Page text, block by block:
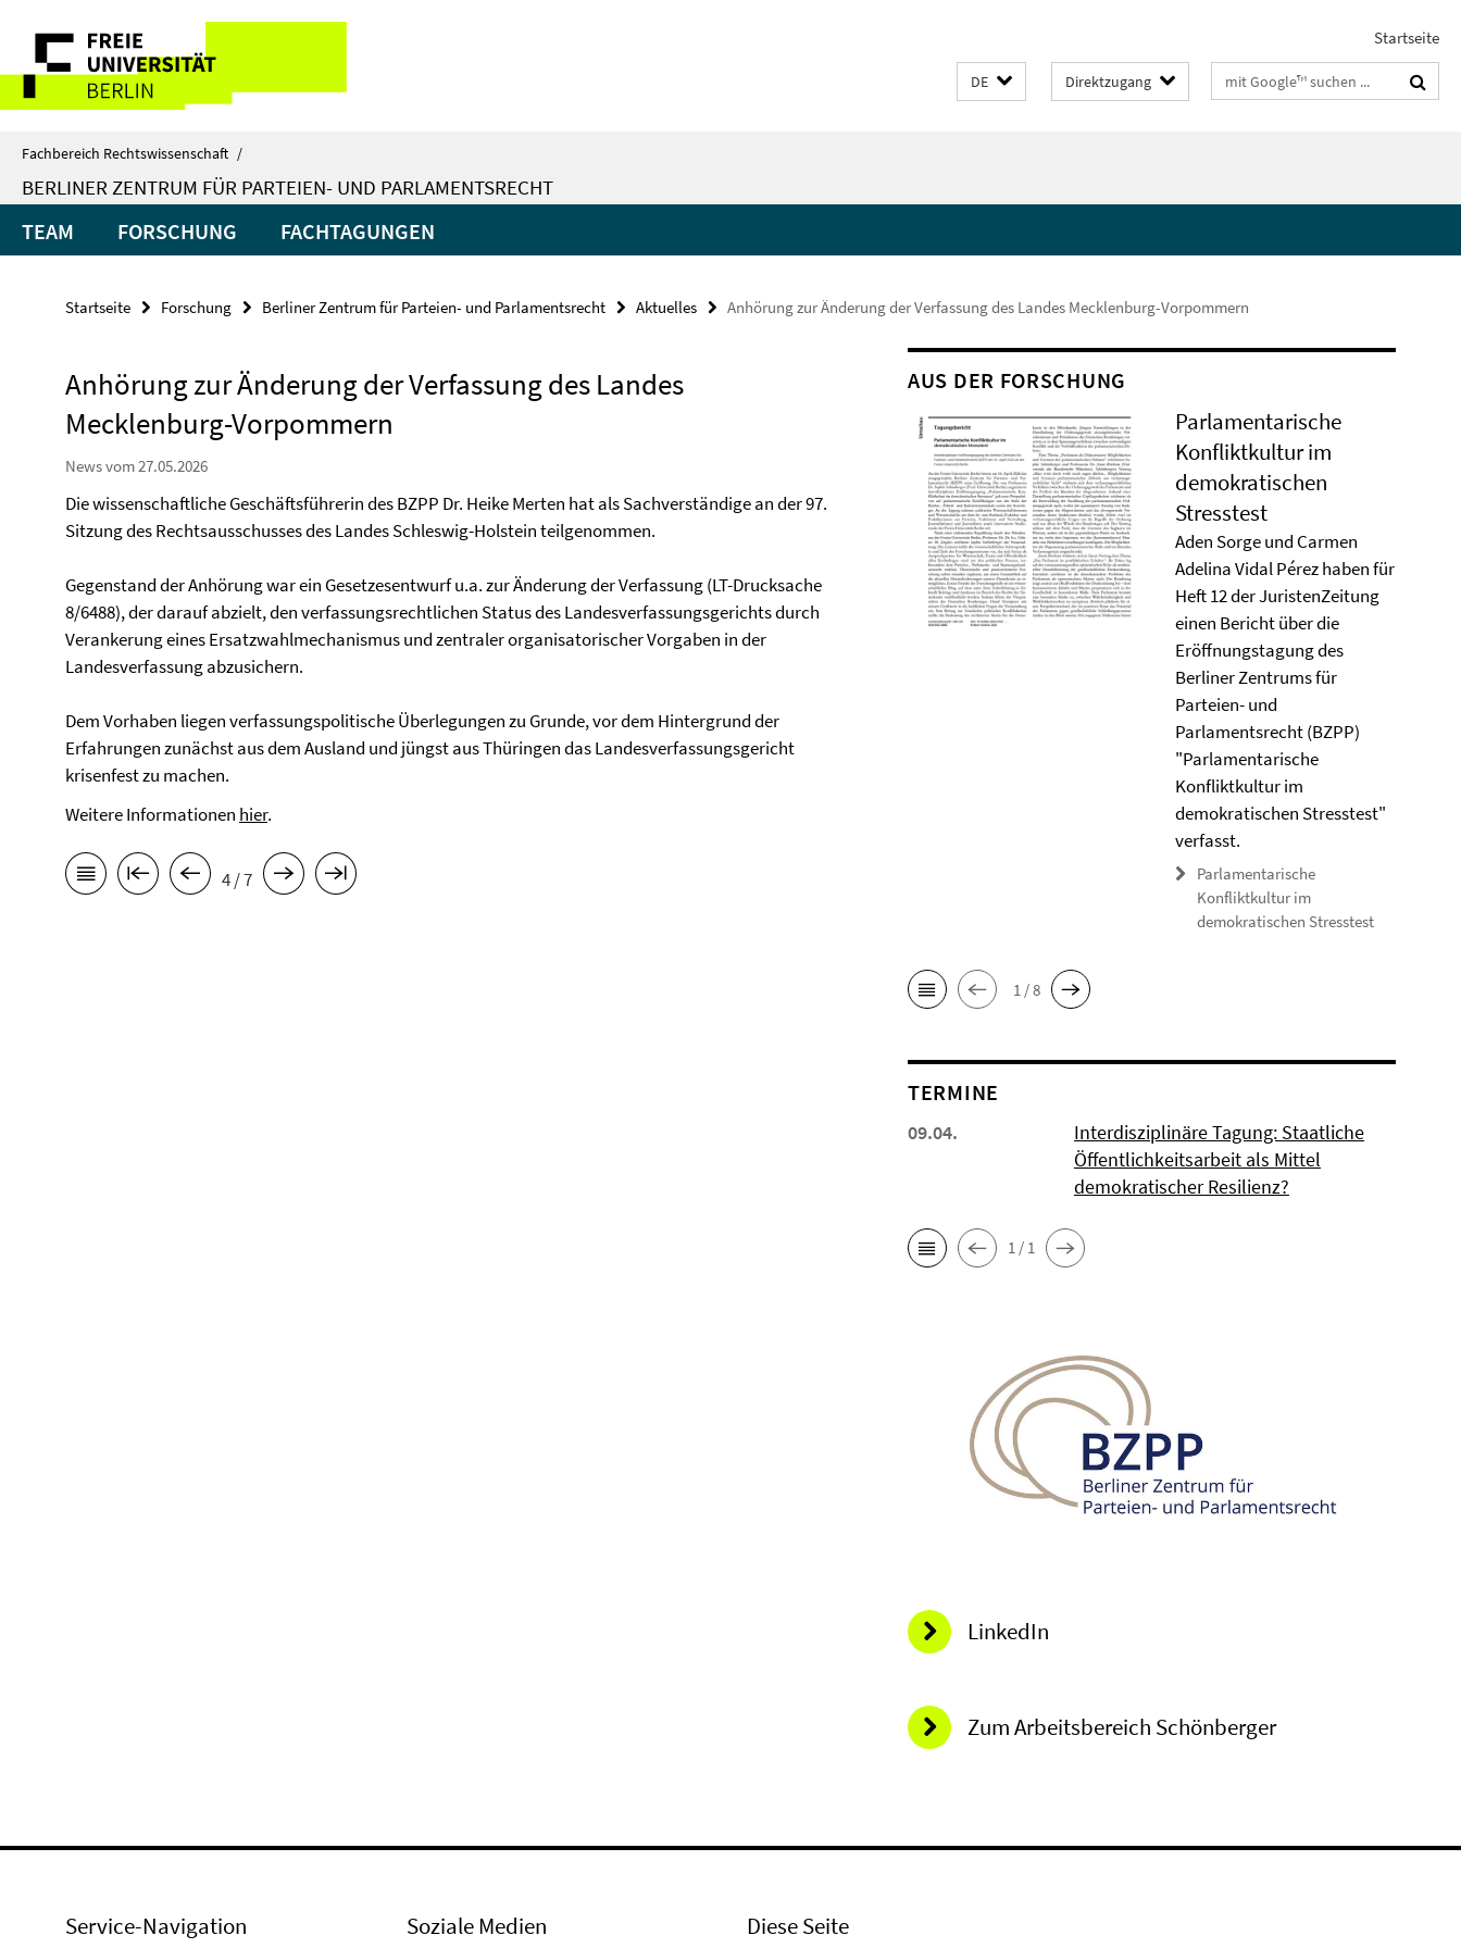
direkt
Inhalt
Service-
Navigation
Startseite
DE Direktzugang Suchbegriffe
Fachbereich Rechtswissenschaft /
BERLINER ZENTRUM FÜR PARTEIEN- UND PARLAMENTSRECHT
TEAM FORSCHUNG FACHTAGUNGEN
Startseite Forschung Berliner Zentrum für Parteien- und Parlamentsrecht Aktuelles Anhörung zur Änderung der Verfassung des Landes Mecklenburg-Vorpommern
Anhörung zur Änderung der Verfassung des Landes
Mecklenburg-Vorpommern
News vom 27.05.2026
Die wissenschaftliche Geschäftsführerin des BZPP Dr. Heike Merten hat als Sachverständige an der 97.
Sitzung des Rechtsausschusses des Landes Schleswig-Holstein teilgenommen.
Gegenstand der Anhörung war ein Gesetzesentwurf u.a. zur Änderung der Verfassung (LT-Drucksache
8/6488), der darauf abzielt, den verfassungsrechtlichen Status des Landesverfassungsgerichts durch
Verankerung eines Ersatzwahlmechanismus und zentraler organisatorischer Vorgaben in der
Landesverfassung abzusichern.
Dem Vorhaben liegen verfassungspolitische Überlegungen zu Grunde, vor dem Hintergrund der
Erfahrungen zunächst aus dem Ausland und jüngst aus Thüringen das Landesverfassungsgericht
krisenfest zu machen.
Weitere Informationen hier.
4 / 7
AUS DER FORSCHUNG
Parlamentarische
Konfliktkultur im
demokratischen
Stresstest
Aden Sorge und Carmen
Adelina Vidal Pérez haben für
Heft 12 der JuristenZeitung
einen Bericht über die
Eröffnungstagung des
Berliner Zentrums für
Parteien- und
Parlamentsrecht (BZPP)
"Parlamentarische
Konfliktkultur im
demokratischen Stresstest"
verfasst.
Parlamentarische
Konfliktkultur im
demokratischen Stresstest
1 / 8
TERMINE
09.04.
Interdisziplinäre Tagung: Staatliche
Öffentlichkeitsarbeit als Mittel
demokratischer Resilienz?
1 / 1
LinkedIn
Zum Arbeitsbereich Schönberger
Service-Navigation Soziale Medien Diese Seite